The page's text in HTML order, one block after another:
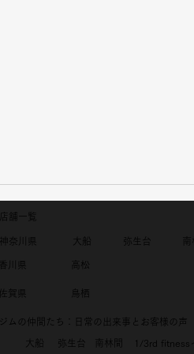
50歳から始めたフィットネス
​店舗一覧
​神奈川県​
​香川県​
​佐賀県​
​大船
​高松
​鳥栖
​弥生台
ジムの仲間たち：日常の出来事とお客様の声​
​大船 ​弥生台 南林間 1/3rd fitness